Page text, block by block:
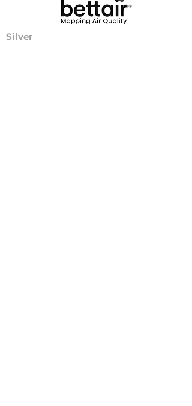
Silver